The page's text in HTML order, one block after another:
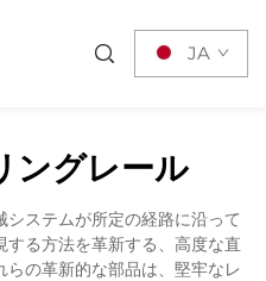
JA
ングレール
ステムが所定の経路に沿って
る方法を革新する、高度な直
の革新的な部品は、堅牢なレ